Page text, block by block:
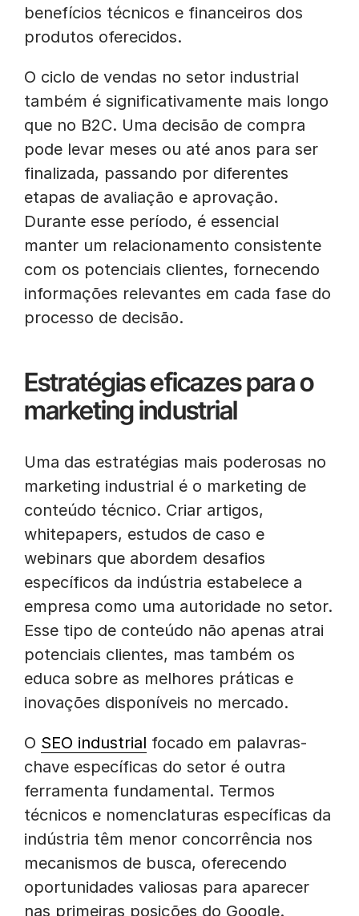
benefícios técnicos e financeiros dos
produtos oferecidos.
O ciclo de vendas no setor industrial
também é significativamente mais longo
que no B2C. Uma decisão de compra
pode levar meses ou até anos para ser
finalizada, passando por diferentes
etapas de avaliação e aprovação.
Durante esse período, é essencial
manter um relacionamento consistente
com os potenciais clientes, fornecendo
informações relevantes em cada fase do
processo de decisão.
Estratégias eficazes para o
marketing industrial
Uma das estratégias mais poderosas no
marketing industrial é o marketing de
conteúdo técnico. Criar artigos,
whitepapers, estudos de caso e
webinars que abordem desafios
específicos da indústria estabelece a
empresa como uma autoridade no setor.
Esse tipo de conteúdo não apenas atrai
potenciais clientes, mas também os
educa sobre as melhores práticas e
inovações disponíveis no mercado.
O SEO industrial focado em palavras-
chave específicas do setor é outra
ferramenta fundamental. Termos
técnicos e nomenclaturas específicas da
indústria têm menor concorrência nos
mecanismos de busca, oferecendo
oportunidades valiosas para aparecer
nas primeiras posições do Google.